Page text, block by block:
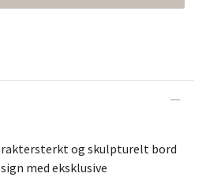
og skulpturelt bord
med eksklusive